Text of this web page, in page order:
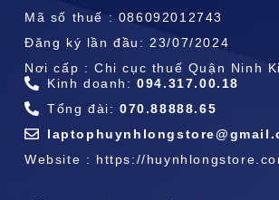
Mã số thuế : 086092012743
Đăng ký lần đầu: 23/07/2024
Nơi cấp : Chi cục thuế Quận Ninh
Kinh doanh:094.317.00.18
Tổng đài: 070.88888.65
Website : https://